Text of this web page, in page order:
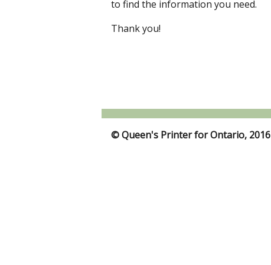
to find the information you need.
Thank you!
© Queen's Printer for Ontario, 2016